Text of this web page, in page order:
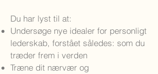
Du har lyst til at:
Undersøge nye idealer for personligt
lederskab, forstået således: som du
træder frem i verden
Træne dit nærvær og